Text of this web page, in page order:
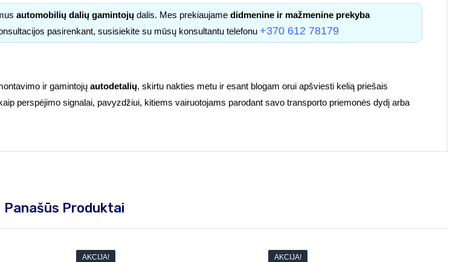
automobilių dalių gamintojų dalis. Mes prekiaujame didmenine ir mažmenine prekyba
pasirenkant, susisiekite su mūsų konsultantu telefonu +370 612 78179
ir gamintojų autodetalių, skirtu nakties metu ir esant blogam orui apšviesti kelią priešais
perspėjimo signalai, pavyzdžiui, kitiems vairuotojams parodant savo transporto priemonės dydį arba
Panašūs Produktai
AKCIJA! AKCIJA!